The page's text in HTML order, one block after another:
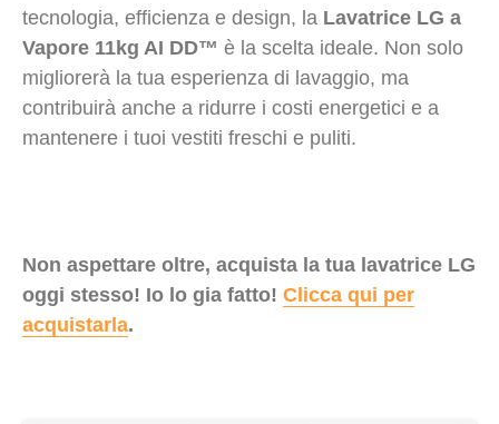
tecnologia, efficienza e design, la Lavatrice LG a
Vapore 11kg AI DD™ è la scelta ideale. Non solo
migliorerà la tua esperienza di lavaggio, ma
contribuirà anche a ridurre i costi energetici e a
mantenere i tuoi vestiti freschi e puliti.
Non aspettare oltre, acquista la tua lavatrice LG
oggi stesso! Io lo gia fatto! Clicca qui per
acquistarla.